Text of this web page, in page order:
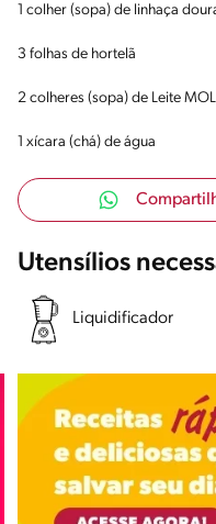
1 colher (sopa) de linhaça
3 folhas de hortelã
2 colheres (sopa) de Leite
1 xícara (chá) de água
Utensílios
Liquidificador